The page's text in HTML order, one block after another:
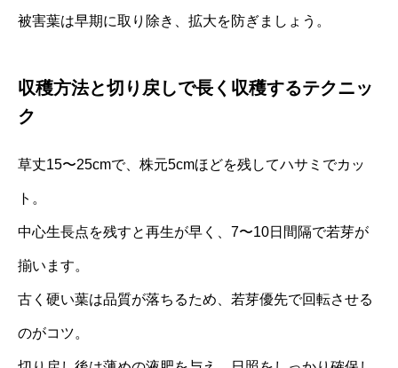
被害葉は早期に取り除き、拡大を防ぎましょう。
収穫方法と切り戻しで長く収穫するテクニッ
ク
草丈15〜25cmで、株元5cmほどを残してハサミでカッ
ト。
中心生長点を残すと再生が早く、7〜10日間隔で若芽が
揃います。
古く硬い葉は品質が落ちるため、若芽優先で回転させる
のがコツ。